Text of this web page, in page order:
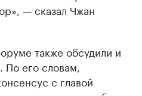
— сказал Чжан
также обсудили и
По его словам,
с главой